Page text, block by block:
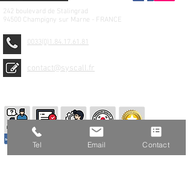
242 boulevard de Stalingrad
94500 Champigny sur Marne - FRANCE
0033(0)1.84.17.61.81
contact@syscall.fr
Tel Email Contact